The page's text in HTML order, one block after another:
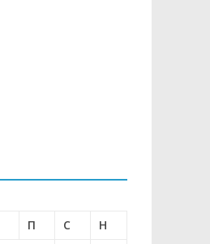
П С
Н